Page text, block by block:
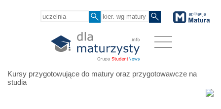
Kursy przygotowujące do matury oraz przygotowawcze na
studia